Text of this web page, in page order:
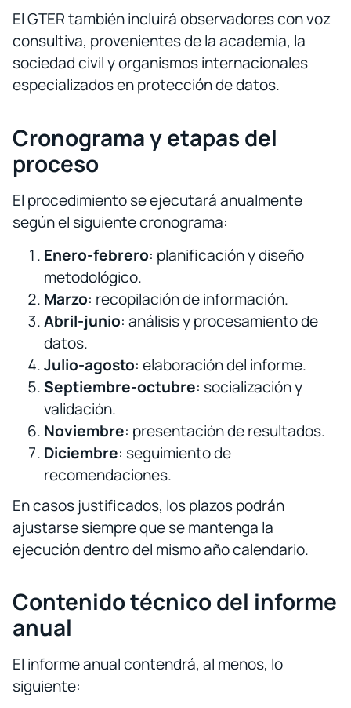
El GTER también incluirá observadores con voz
consultiva, provenientes de la academia, la
sociedad civil y organismos internacionales
especializados en protección de datos.
Cronograma y etapas del
proceso
El procedimiento se ejecutará anualmente
según el siguiente cronograma:
Enero-febrero: planificación y diseño
metodológico.
Marzo: recopilación de información.
Abril-junio: análisis y procesamiento de
datos.
Julio-agosto: elaboración del informe.
Septiembre-octubre: socialización y
validación.
Noviembre: presentación de resultados.
Diciembre: seguimiento de
recomendaciones.
En casos justificados, los plazos podrán
ajustarse siempre que se mantenga la
ejecución dentro del mismo año calendario.
Contenido técnico del informe
anual
El informe anual contendrá, al menos, lo
siguiente: